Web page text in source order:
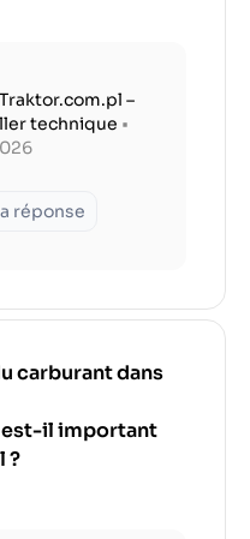
–
technique •
réponse
carburant dans
il important
?